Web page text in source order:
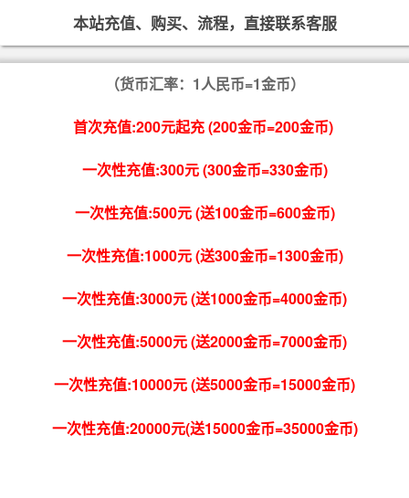
本站充值、购买、流程，直接联系客服
（货币汇率：1人民币=1金币）
首次充值:200元起充 (200金币=200金币)
一次性充值:300元 (300金币=330金币)
一次性充值:500元 (送100金币=600金币)
一次性充值:1000元 (送300金币=1300金币)
一次性充值:3000元 (送1000金币=4000金币)
一次性充值:5000元 (送2000金币=7000金币)
一次性充值:10000元 (送5000金币=15000金币)
一次性充值:20000元(送15000金币=35000金币)